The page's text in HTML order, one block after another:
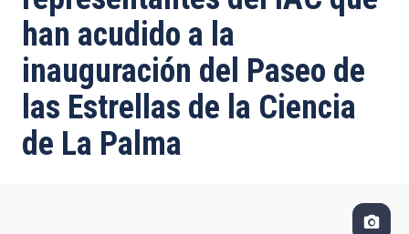
han acudido a la
inauguración del Paseo de
las Estrellas de la Ciencia
de La Palma